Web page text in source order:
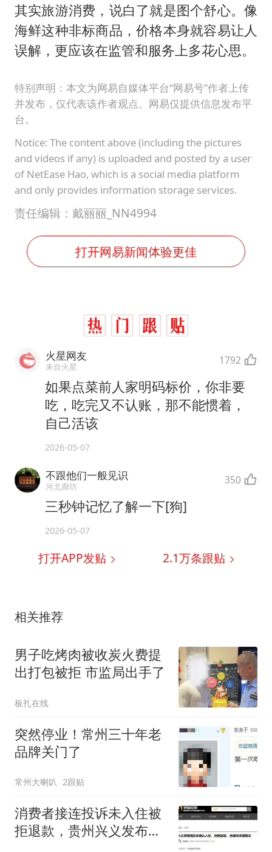
其实旅游消费，说白了就是图个舒心。像
海鲜这种非标商品，价格本身就容易让人
误解，更应该在监管和服务上多花心思。
特别声明：本文为网易自媒体平台“网易号”作者上传
并发布，仅代表该作者观点。网易仅提供信息发布平
台。
Notice: The content above (including the pictures
and videos if any) is uploaded and posted by a user
of NetEase Hao, which is a social media platform
and only provides information storage services.
责任编辑：戴丽丽_NN4994
打开网易新闻体验更佳
火星网友
来自火星 1792
如果点菜前人家明码标价，你非要
吃，吃完又不认账，那不能惯着，
自己活该
2026-05-07
不跟他们一般见识
河北廊坊 350
三秒钟记忆了解一下[狗]
2026-05-07
打开APP发贴 2.1万条跟贴
相关推荐
男子吃烤肉被收炭火费提
出打包被拒 市监局出手了
板扎在线
突然停业！常州三十年老
品牌关门了
常州大喇叭 2跟贴
消费者接连投诉未入住被
拒退款，贵州兴义发布规